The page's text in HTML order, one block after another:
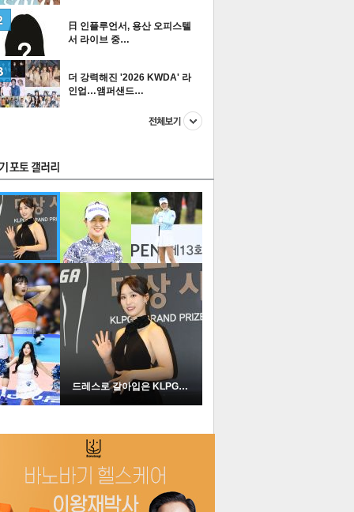
본 뉴스
스포츠 포토
日 인플루언서, 용산 오피스텔
서 라이브 중…
더 강력해진 '2026 KWDA' 라
인업…앰퍼샌드…
더보기
드레스로 갈아입은 KLPGA …